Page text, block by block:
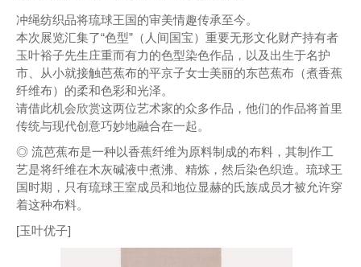
冲绳纺织品将琉球王国的审美情趣传承至今。
本次展览汇集了“色型”（人间国宝）重要无形文化财产持有者
玉叶裕子先生庄重而有力的色型染色作品，以及出生于名护
市、从小就接触芭蕉布的平京子女士美丽的东芭蕉布（煮香蕉
纤维布）的柔和色彩和光泽。
请借此机会欣赏这两位艺术家的众多作品，他们的作品将首里
传统与现代创意巧妙地融合在一起。
◎ 流芭蕉布是一种以香蕉纤维为原料制成的布料，其制作工
艺是将纤维在木灰碱液中煮沸、精炼，然后染色织造。琉球王
国时期，只有琉球王室成员和地位显赫的氏族成员才被允许穿
着这种布料。
[玉叶优子]